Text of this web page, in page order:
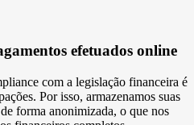
efetuados online
com a legislação financeira é
Por isso, armazenamos suas
forma anonimizada, o que nos